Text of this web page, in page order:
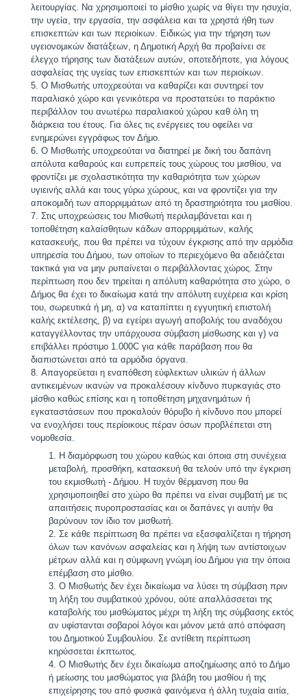
λειτουργίας. Να χρησιμοποιεί το μίσθιο χωρίς να θίγει την ησυχία,
την υγεία, την εργασία, την ασφάλεια και τα χρηστά ήθη των
επισκεπτών και των περιοίκων. Ειδικώς για την τήρηση των
υγειονομικών διατάξεων, η Δημοτική Αρχή θα προβαίνει σε
έλεγχο τήρησης των διατάξεων αυτών, οποτεδήποτε, για λόγους
ασφαλείας της υγείας των επισκεπτών και των περιοίκων.
Ο Μισθωτής υποχρεούται να καθαρίζει και συντηρεί τον
παραλιακό χώρο και γενικότερα να προστατεύει το παράκτιο
περιβάλλον του ανωτέρω παραλιακού χώρου καθ όλη τη
διάρκεια του έτους. Για όλες τις ενέργειες του οφείλει να
ενημερώνει εγγράφως τον Δήμο.
Ο Μισθωτής υποχρεούται να διατηρεί με δική του δαπάνη
απόλυτα καθαρούς και ευπρεπείς τους χώρους του μισθίου, να
φροντίζει με σχολαστικότητα την καθαριότητα των χώρων
υγιεινής αλλά και τους γύρω χώρους, και να φροντίζει για την
αποκομιδή των απορριμμάτων από τη δραστηριότητα του μισθίου.
Στις υποχρεώσεις του Μισθωτή περιλαμβάνεται και η
τοποθέτηση καλαίσθητων κάδων απορριμμάτων, καλής
κατασκευής, που θα πρέπει να τύχουν έγκρισης από την αρμόδια
υπηρεσία του Δήμου, των οποίων το περιεχόμενο θα αδειάζεται
τακτικά για να μην ρυπαίνεται ο περιβάλλοντας χώρος. Στην
περίπτωση που δεν τηρείται η απόλυτη καθαριότητα στο χώρο, ο
Δήμος θα έχει το δικαίωμα κατά την απόλυτη ευχέρεια και κρίση
του, σωρευτικά ή μη, α) να καταπίπτει η εγγυητική επιστολή
καλής εκτέλεσης, β) να εγείρει αγωγή αποβολής του αναδόχου
καταγγέλλοντας την υπάρχουσα σύμβαση μίσθωσης και γ) να
επιβάλλει πρόστιμο 1.000C για κάθε παράβαση που θα
διαπιστώνεται από τα αρμόδια όργανα.
Απαγορεύεται η εναπόθεση εύφλεκτων υλικών ή άλλων
αντικειμένων ικανών να προκαλέσουν κίνδυνο πυρκαγιάς στο
μίσθιο καθώς επίσης και η τοποθέτηση μηχανημάτων ή
εγκαταστάσεων που προκαλούν θόρυβο ή κίνδυνο που μπορεί
να ενοχλήσει τους περίοικους πέραν όσων προβλέπεται στη
νομοθεσία.
Η διαμόρφωση του χώρου καθώς και όποια στη συνέχεια
μεταβολή, προσθήκη, κατασκευή θα τελούν υπό την έγκριση
του εκμισθωτή - Δήμου. Η τυχόν θέρμανση που θα
χρησιμοποιηθεί στο χώρο θα πρέπει να είναι συμβατή με τις
απαιτήσεις πυροπροστασίας και οι δαπάνες γι αυτήν θα
βαρύνουν τον ίδιο τον μισθωτή.
Σε κάθε περίπτωση θα πρέπει να εξασφαλίζεται η τήρηση
όλων των κανόνων ασφαλείας και η λήψη των αντίστοιχων
μέτρων αλλά και η σύμφωνη γνώμη ίου Δήμου για την όποια
επέμβαση στο μίσθιο.
Ο Μισθωτής δεν έχει δικαίωμα να λύσει τη σύμβαση πριν
τη λήξη του συμβατικού χρόνου, ούτε απαλλάσσεται της
καταβολής του μισθώματος μέχρι τη λήξη της σύμβασης εκτός
αν υφίστανται σοβαροί λόγοι και μόνον μετά από απόφαση
του Δημοτικού Συμβουλίου. Σε αντίθετη περίπτωση
κηρύσσεται έκπτωτος.
Ο Μισθωτής δεν έχει δικαίωμα αποζημίωσης από το Δήμο
ή μείωσης του μισθώματος για βλάβη του μισθίου ή της
επιχείρησης του από φυσικά φαινόμενα ή άλλη τυχαία αιτία,